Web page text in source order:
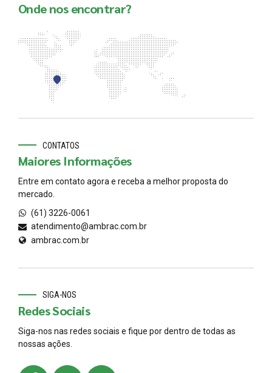
Onde nos encontrar?
CONTATOS
Maiores Informações
Entre em contato agora e receba a melhor proposta do
mercado.
(61) 3226-0061
atendimento@ambrac.com.br
ambrac.com.br
SIGA-NOS
Redes Sociais
Siga-nos nas redes sociais e fique por dentro de todas as
nossas ações.